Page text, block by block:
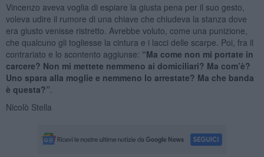
Vincenzo aveva voglia di espiare la giusta pena per il suo gesto,
voleva udire il rumore di una chiave che chiudeva la stanza dove
era giusto venisse ristretto. Avrebbe voluto, come una punizione,
che qualcuno gli togliesse la cintura e i lacci delle scarpe. Poi, fra il
contrariato e lo scontento aggiunse: “Ma come non mi portate in
carcere? Non mi mettete nemmeno ai domiciliari? Ma com’è?
Uno spara alla moglie e nemmeno lo arrestate? Ma che banda
è questa?”
Nicolò Stella